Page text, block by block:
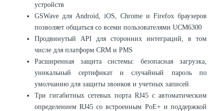
устройств
GSWave для Android, iOS, Chrome и Firefox браузеров
позволяет общаться со всеми пользователями UCM6300
Продвинутый API для сторонних интеграций, в том
числе для платформ CRM и PMS
Расширенная защита системы: безопасная загрузка,
уникальный сертификат и случайный пароль по
умолчанию для защиты звонков и учетных записей
Три гигабитных сетевых порта RJ45 с автоматическим
определением RJ45 со встроенным PoE+ и поддержкой